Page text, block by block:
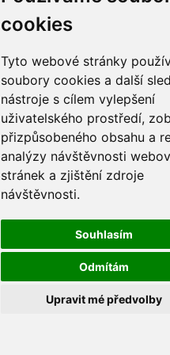
cookies
Tyto webové stránky
soubory cookies a další
nástroje s cílem vylepšení
uživatelského prostředí,
přizpůsobeného obsahu a
analýzy návštěvnosti
stránek a zjištění zdroje
návštěvnosti.
Souhlasím
Odmítám
Upravit mé předvolby